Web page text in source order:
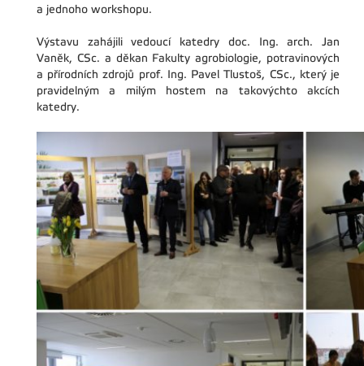
a jednoho workshopu.
Výstavu zahájili vedoucí katedry doc. Ing. arch. Jan
Vaněk, CSc. a děkan Fakulty agrobiologie, potravinových
a přírodních zdrojů prof. Ing. Pavel Tlustoš, CSc., který je
pravidelným a milým hostem na takovýchto akcích
katedry.